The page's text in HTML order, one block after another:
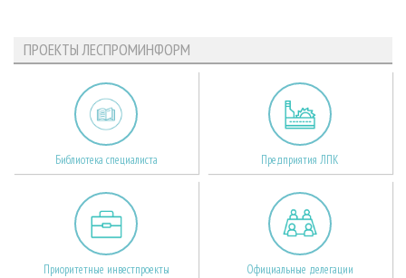
ПРОЕКТЫ ЛЕСПРОМИНФОРМ
Библиотека специалиста Предприятия ЛПК
Приоритетные инвестпроекты Официальные делегации